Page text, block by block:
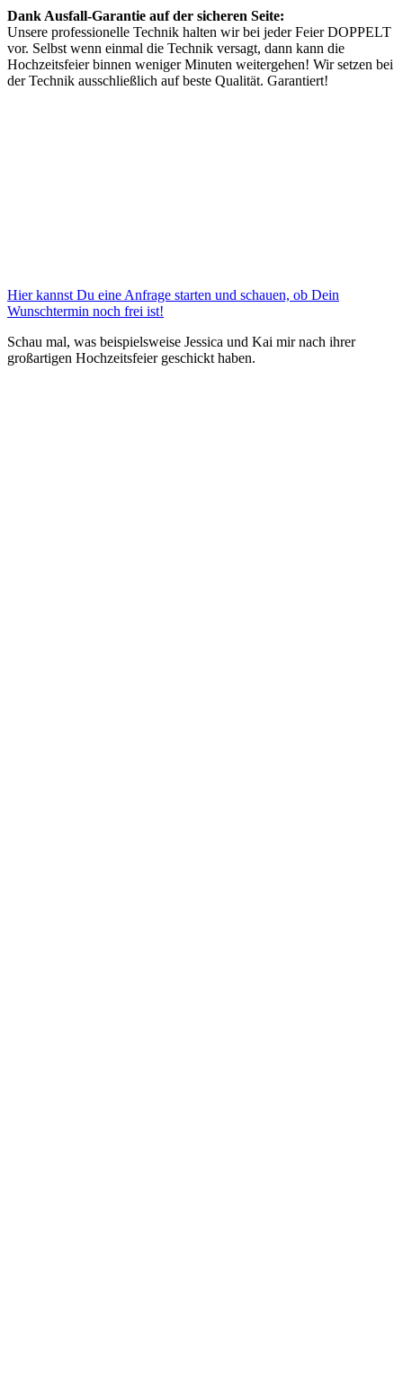
Dank Ausfall-Garantie auf der sicheren Seite:
Unsere professionelle Technik halten wir bei jeder Feier DOPPELT
vor. Selbst wenn einmal die Technik versagt, dann kann die
Hochzeitsfeier binnen weniger Minuten weitergehen! Wir setzen bei
der Technik ausschließlich auf beste Qualität. Garantiert!
Hier kannst Du eine Anfrage starten und schauen, ob Dein
Wunschtermin noch frei ist!
Schau mal, was beispielsweise Jessica und Kai mir nach ihrer
großartigen Hochzeitsfeier geschickt haben.